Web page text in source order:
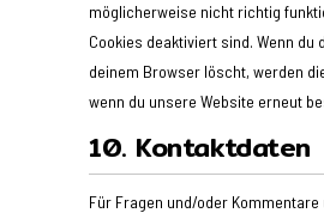
möglicherweise nicht richtig
Cookies deaktiviert sind. Wenn du
deinem Browser löscht, werden
wenn du unsere Website erneut
10. Kontaktdaten
Für Fragen und/oder